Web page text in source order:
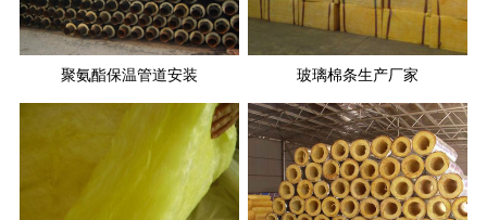
聚氨酯保温管道安装 玻璃棉条生产厂家